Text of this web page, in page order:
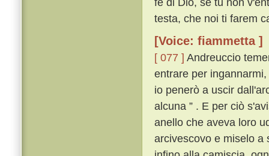
testa, che noi ti farem
[Voice: fiammetta ]
[ 077 ] Andreuccio
entrare per
io penerò a uscir
alcuna ” . E per ciò
anello che aveva loro
arcivescovo e miselo a